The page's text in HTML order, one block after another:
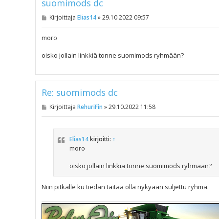
suomimods dc
V
s
Kirjoittaja Elias14»29.10.2022 09:57
moro
oisko jollain linkkiä tonne suomimods ryhmään?
Re: suomimods dc
VKirjoittaja RehuriFin »29.10.2022 11:58
Elias14 kirjoitti: ↑
moro
oisko jollain linkkiä tonne suomimods ryhmään?
Niin pitkälle ku tiedän taitaa olla nykyään suljettu ryhmä.